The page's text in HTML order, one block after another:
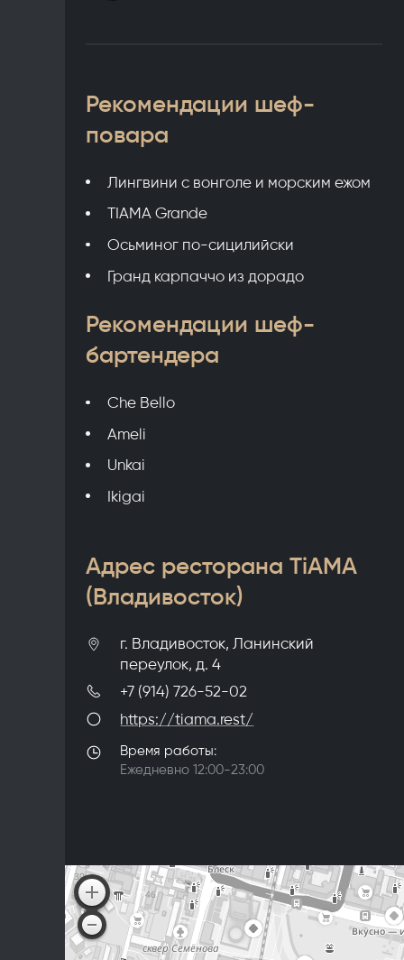
Рекомендации шеф-
повара
Лингвини с вонголе и морским ежом
TIAMA Grande
Осьминог по-сицилийски
Гранд карпаччо из дорадо
Рекомендации шеф-
бартендера
Che Bello
Ameli
Unkai
Ikigai
Адрес ресторана TiAMA
(Владивосток)
г. Владивосток, Ланинский
переулок, д. 4
+7 (914) 726-52-02
https://tiama.rest/
Время работы:
Ежедневно 12:00-23:00